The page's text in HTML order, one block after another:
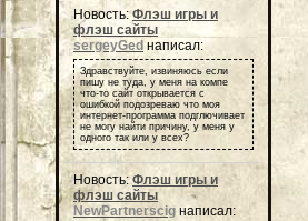
Новость:Флэш игры и
флэш сайты
sergeyGed написал:
Здравствуйте, извиняюсь если
пишу не туда, у меня на компе
что-то сайт открывается с
ошибкой подозреваю что моя
интернет-программа подглючивает
не могу найти причину, у меня у
одного так или у всех?
Новость: Флэш игры и
флэш сайты
NewPartnerscig написал: